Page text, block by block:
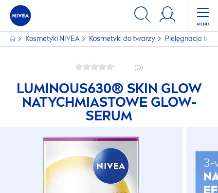
Kosmetyki NIVEA Kosmetyki do twarzy Pielęgnacja
(0)
LUMINOUS630® SKIN GLOW
NATYCHMIASTOWE GLOW-
SERUM